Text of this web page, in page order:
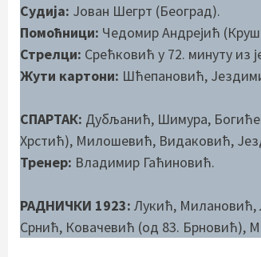
Судија: Јован Шегрт (Београд).
Помоћници: Чедомир Андрејић
Стрелци: Срећковић у 72. минуту из
Жути картони: Шћепановић,
СПАРТАК: Дубљанић, Шимура,
Хрстић), Милошевић, Видаковић,
Тренер: Владимир Гаћиновић.
РАДНИЧКИ 1923: Лукић, Милановић,
Срнић, Ковачевић (од 83. Брновић),